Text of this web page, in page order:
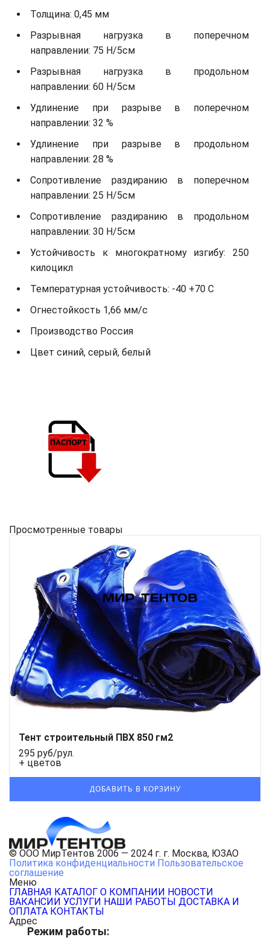
Толщина: 0,45 мм
Разрывная нагрузка в поперечном
направлении: 75 Н/5см
Разрывная нагрузка в продольном
направлении: 60 Н/5см
Удлинение при разрыве в поперечном
направлении: 32 %
Удлинение при разрыве в продольном
направлении: 28 %
Сопротивление раздиранию в поперечном
направлении: 25 Н/5см
Сопротивление раздиранию в продольном
направлении: 30 Н/5см
Устойчивость к многократному изгибу: 250
килоцикл
Температурная устойчивость: -40 +70 С
Огнестойкость 1,66 мм/с
Производство Россия
Цвет синий, серый, белый
Просмотренные товары
Тент строительный ПВХ 850 гм2
295 руб/рул.
+ цветов
© ООО МирТентов 2006 — 2024 г. г. Москва, ЮЗАО
Политика конфиденциальности Пользовательское
соглашение
Меню
ГЛАВНАЯ КАТАЛОГ О КОМПАНИИ НОВОСТИ
ВАКАНСИИ УСЛУГИ НАШИ РАБОТЫ ДОСТАВКА И
ОПЛАТА КОНТАКТЫ
Адрес
Режим работы: